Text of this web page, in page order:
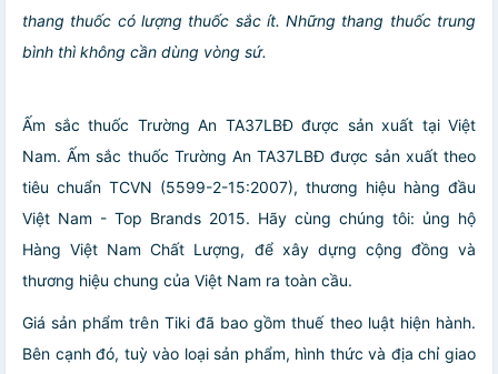
thang thuốc có lượng thuốc sắc ít. Những thang thuốc trung
bình thì không cần dùng vòng sứ.
Ấm sắc thuốc Trường An TA37LBĐ được sản xuất tại Việt
Nam. Ấm sắc thuốc Trường An TA37LBĐ được sản xuất theo
tiêu chuẩn TCVN (5599-2-15:2007), thương hiệu hàng đầu
Việt Nam - Top Brands 2015. Hãy cùng chúng tôi: ủng hộ
Hàng Việt Nam Chất Lượng, để xây dựng cộng đồng và
thương hiệu chung của Việt Nam ra toàn cầu.
Giá sản phẩm trên Tiki đã bao gồm thuế theo luật hiện hành.
Bên cạnh đó, tuỳ vào loại sản phẩm, hình thức và địa chỉ giao